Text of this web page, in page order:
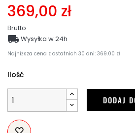
369,00 zł
Brutto
Najniższa cena z ostatnich 30 dni: 369.00 zł
 Wysyłka w 24h
Ilość
DODAJ